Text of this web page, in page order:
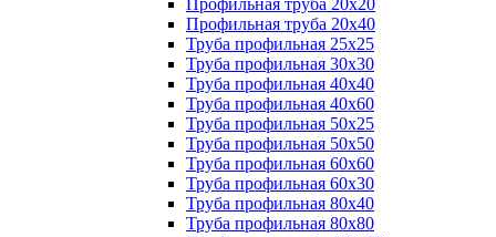
Профильная труба 20х20
Профильная труба 20х40
Труба профильная 25х25
Труба профильная 30x30
Труба профильная 40х40
Труба профильная 40х60
Труба профильная 50х25
Труба профильная 50х50
Труба профильная 60x60
Труба профильная 60х30
Труба профильная 80х40
Труба профильная 80х80